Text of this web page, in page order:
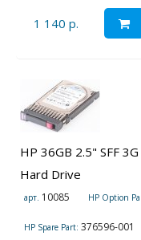
1 140 р.
HP 36GB 2.5" SFF
Hard Drive
арт. 10085 HP Option
HP Spare Part: 376596-001